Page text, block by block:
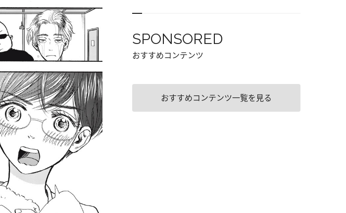
SPONSORED
おすすめコンテンツ
おすすめコンテンツ一覧を見る